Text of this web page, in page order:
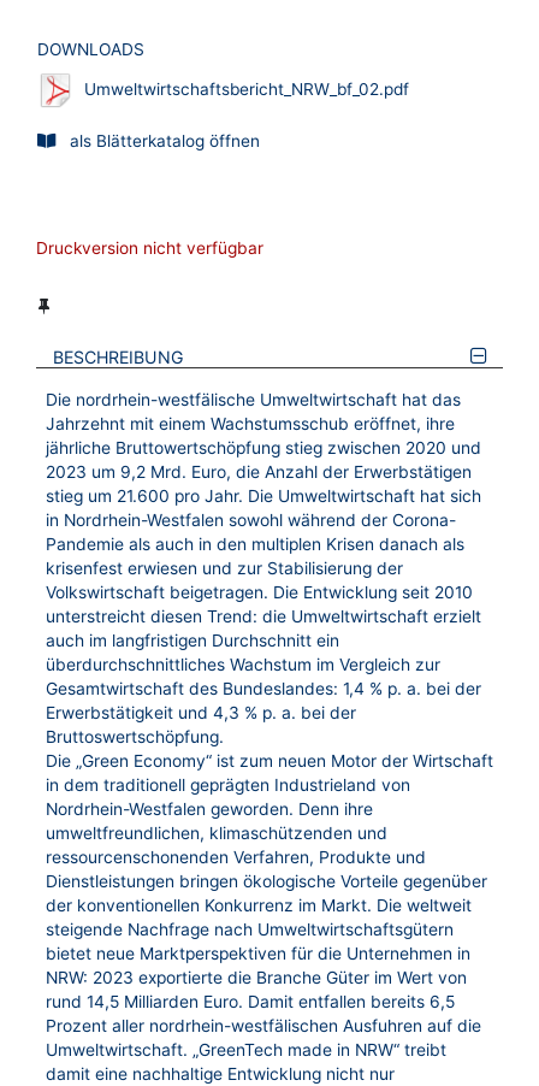
DOWNLOADS
Umweltwirtschaftsbericht_NRW_bf_02.pdf
als Blätterkatalog öffnen
Druckversion nicht verfügbar
BESCHREIBUNG
Die nordrhein-westfälische Umweltwirtschaft hat das
Jahrzehnt mit einem Wachstumsschub eröffnet, ihre
jährliche Bruttowertschöpfung stieg zwischen 2020 und
2023 um 9,2 Mrd. Euro, die Anzahl der Erwerbstätigen
stieg um 21.600 pro Jahr. Die Umweltwirtschaft hat sich
in Nordrhein-Westfalen sowohl während der Corona-
Pandemie als auch in den multiplen Krisen danach als
krisenfest erwiesen und zur Stabilisierung der
Volkswirtschaft beigetragen. Die Entwicklung seit 2010
unterstreicht diesen Trend: die Umweltwirtschaft erzielt
auch im langfristigen Durchschnitt ein
überdurchschnittliches Wachstum im Vergleich zur
Gesamtwirtschaft des Bundeslandes: 1,4 % p. a. bei der
Erwerbstätigkeit und 4,3 % p. a. bei der
Bruttoswertschöpfung.
Die „Green Economy“ ist zum neuen Motor der Wirtschaft
in dem traditionell geprägten Industrieland von
Nordrhein-Westfalen geworden. Denn ihre
umweltfreundlichen, klimaschützenden und
ressourcenschonenden Verfahren, Produkte und
Dienstleistungen bringen ökologische Vorteile gegenüber
der konventionellen Konkurrenz im Markt. Die weltweit
steigende Nachfrage nach Umweltwirtschaftsgütern
bietet neue Marktperspektiven für die Unternehmen in
NRW: 2023 exportierte die Branche Güter im Wert von
rund 14,5 Milliarden Euro. Damit entfallen bereits 6,5
Prozent aller nordrhein-westfälischen Ausfuhren auf die
Umweltwirtschaft. „GreenTech made in NRW“ treibt
damit eine nachhaltige Entwicklung nicht nur